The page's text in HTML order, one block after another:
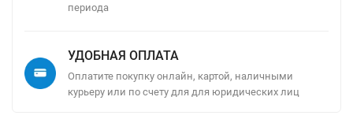
периода
УДОБНАЯ ОПЛАТА
Оплатите покупку онлайн, картой, наличными
курьеру или по счету для для юридических лиц